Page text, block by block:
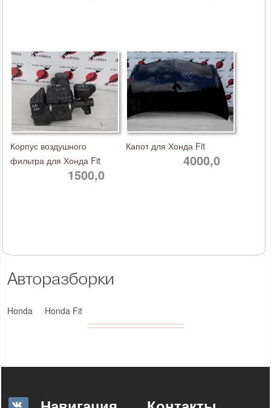
Авторазборки
Honda Honda Fit
Корпус воздушного
фильтра для Хонда Fit
1500,0
Капот для Хонда Fit
4000,0